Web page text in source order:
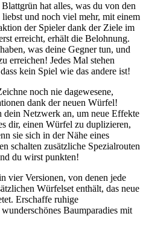
hat alles, was du von den
und noch viel mehr, mit einem
der Spieler dank der Ziele im
erreicht, erhält die Belohnung.
was deine Gegner tun, und
erreichen! Jedes Mal stehen
kein Spiel wie das andere ist!
noch nie dagewesene,
dank der neuen Würfel!
dein Netzwerk an, um neue Effekte
dir, einen Würfel zu duplizieren,
sie sich in der Nähe eines
schalten zusätzliche Spezialrouten
du wirst punkten!
vier Versionen, von denen jede
Würfelset enthält, das neue
Erschaffe ruhige
Baumparadies mit